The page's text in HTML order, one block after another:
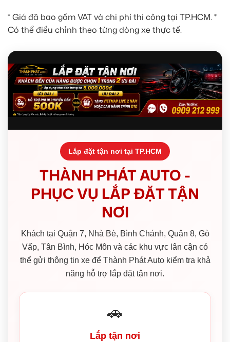
* Giá đã bao gồm VAT và chi phí thi công tại TP.HCM. *
Có thể điều chỉnh theo từng dòng xe thực tế.
Lắp đặt tận nơi tại TP.HCM
THÀNH PHÁT AUTO -
PHỤC VỤ LẮP ĐẶT TẬN
NƠI
Khách tại Quận 7, Nhà Bè, Bình Chánh, Quận 8, Gò
Vấp, Tân Bình, Hóc Môn và các khu vực lân cận có
thể gửi thông tin xe để Thành Phát Auto kiểm tra khả
năng hỗ trợ lắp đặt tận nơi.
🚗
Lắp tận nơi